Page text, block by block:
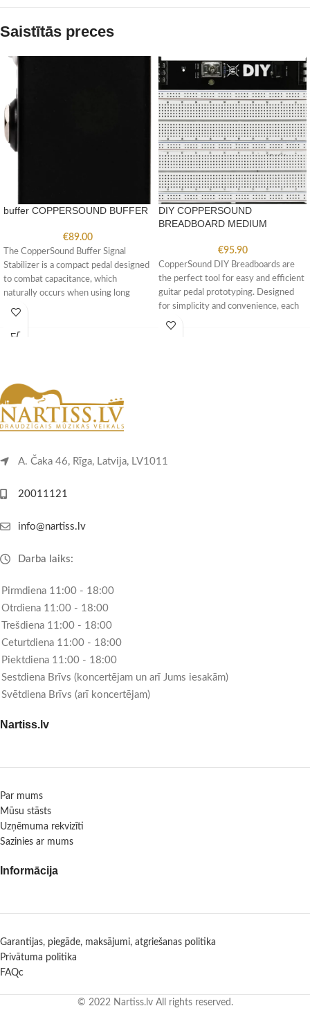
Saistītās preces
buffer COPPERSOUND BUFFER
€89.00
The CopperSound Buffer Signal
Stabilizer is a compact pedal designed
to combat capacitance, which
naturally occurs when using long
stretches
DIY COPPERSOUND
BREADBOARD MEDIUM
€95.90
CopperSound DIY Breadboards are
the perfect tool for easy and efficient
guitar pedal prototyping. Designed
for simplicity and convenience, each
A. Čaka 46, Rīga, Latvija, LV1011
20011121
info@nartiss.lv
Darba laiks:
Pirmdiena 11:00 - 18:00
Otrdiena 11:00 - 18:00
Trešdiena 11:00 - 18:00
Ceturtdiena 11:00 - 18:00
Piektdiena 11:00 - 18:00
Sestdiena Brīvs (koncertējam un arī Jums iesakām)
Svētdiena Brīvs (arī koncertējam)
Nartiss.lv
Par mums
Mūsu stāsts
Uzņēmuma rekvizīti
Sazinies ar mums
Informācija
Garantijas, piegāde, maksājumi, atgriešanas politika
Privātuma politika
FAQc
© 2022 Nartiss.lv All rights reserved.